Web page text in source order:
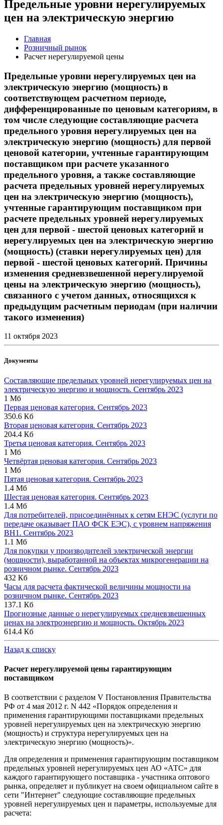
Предельные уровни нерегулируемых
цен на электрическую энергию
Главная
Розничный рынок
Расчет нерегулируемой цены
Предельные уровни нерегулируемых цен на
электрическую энергию (мощность) в
соответствующем расчетном периоде,
дифференцированные по ценовым категориям, в
том числе следующие составляющие расчета
предельного уровня нерегулируемых цен на
электрическую энергию (мощность) для первой
ценовой категории, учтенные гарантирующим
поставщиком при расчете указанного
предельного уровня, а также составляющие
расчета предельных уровней нерегулируемых
цен на электрическую энергию (мощность),
учтенные гарантирующим поставщиком при
расчете предельных уровней нерегулируемых
цен для первой - шестой ценовых категорий и
нерегулируемых цен на электрическую энергию
(мощность) (ставки нерегулируемых цен) для
первой - шестой ценовых категорий. Причины
изменения средневзвешенной нерегулируемой
цены на электрическую энергию (мощность),
связанного с учетом данных, относящихся к
предыдущим расчетным периодам (при наличии
такого изменения)
11 октября 2023
Документы
Составляющие предельных уровней нерегулируемых цен на
электрическую энергию и мощность. Сентябрь 2023
1 Мб
Первая ценовая категория. Сентябрь 2023
350.6 Кб
Вторая ценовая категория. Сентябрь 2023
204.4 Кб
Третья ценовая категория. Сентябрь 2023
1 Мб
Четвёртая ценовая категория. Сентябрь 2023
1 Мб
Пятая ценовая категория. Сентябрь 2023
1.4 Мб
Шестая ценовая категория. Сентябрь 2023
1.4 Мб
Для потребителей, присоединённых к сетям ЕНЭС (услуги по
передаче оказывает ПАО ФСК ЕЭС), с уровнем напряжения
ВН1. Сентябрь 2023
1.1 Мб
Для покупки у производителей электрической энергии
(мощности), выработанной на объектах микрогенерации на
розничном рынке. Сентябрь 2023
432 Кб
Часы для расчета фактической величины мощности на
розничном рынке. Сентябрь 2023
137.1 Кб
Прогнозные данные о нерегулируемых средневзвешенных
ценах на электроэнергию и мощность. Октябрь 2023
614.4 Кб
Назад к списку
Расчет нерегулируемой цены гарантирующим
поставщиком
В соответствии с разделом V Постановления Правительства
РФ от 4 мая 2012 г. N 442 «Порядок определения и
применения гарантирующими поставщиками предельных
уровней нерегулируемых цен на электрическую энергию
(мощность) и структура нерегулируемых цен на
электрическую энергию (мощность)».
Для определения и применения гарантирующим поставщиком
предельных уровней нерегулируемых цен АО «АТС» для
каждого гарантирующего поставщика - участника оптового
рынка, определяет и публикует на своем официальном сайте в
сети "Интернет" следующие составляющие предельных
уровней нерегулируемых цен и параметры, используемые для
расчета: